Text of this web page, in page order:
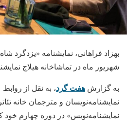
شهریور ماه در تماشاخانه هیلاج
به گزارش هفت گرد، به نقل از
نمایشنامه‌نویسان و مترجمان خانه
نمایشنامه‌نویس» در دوره چهارم